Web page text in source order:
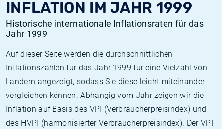
INFLATION IM JAHR 1999
Historische internationale Inflationsraten für das
Jahr 1999
Auf dieser Seite werden die durchschnittlichen
Inflationszahlen für das Jahr 1999 für eine Vielzahl von
Ländern angezeigt, sodass Sie diese leicht miteinander
vergleichen können. Abhängig vom Jahr zeigen wir die
Inflation auf Basis des VPI (Verbraucherpreisindex) und
des HVPI (harmonisierter Verbraucherpreisindex). Der VPI